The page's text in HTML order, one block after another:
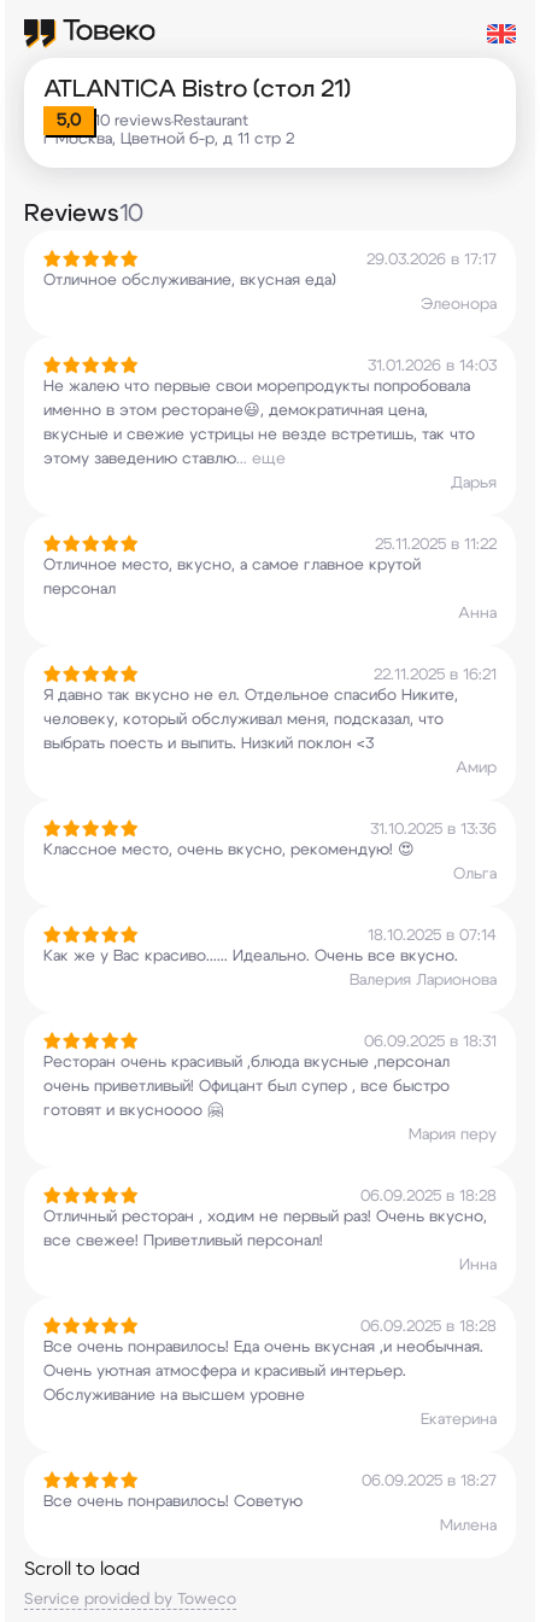
ATLANTICA Bistro (стол 21)
5,0 10 reviews•Restaurant
г Москва, Цветной б-р, д 11 стр 2
Reviews10
29.03.2026 в 17:17
Отличное обслуживание, вкусная еда)
Элеонора
31.01.2026 в 14:03
Не жалею что первые свои морепродукты попробовала
именно в этом ресторане😃, демократичная цена,
вкусные и свежие устрицы не везде встретишь, так что
этому заведению ставлю... еще
Дарья
25.11.2025 в 11:22
Отличное место, вкусно, а самое главное крутой
персонал
Анна
22.11.2025 в 16:21
Я давно так вкусно не ел. Отдельное спасибо Никите,
человеку, который обслуживал меня, подсказал, что
выбрать поесть и выпить. Низкий поклон <3
Амир
31.10.2025 в 13:36
Классное место, очень вкусно, рекомендую! 😍
Ольга
18.10.2025 в 07:14
Как же у Вас красиво...... Идеально. Очень все вкусно.
Валерия Ларионова
06.09.2025 в 18:31
Ресторан очень красивый ,блюда вкусные ,персонал
очень приветливый! Офицант был супер , все быстро
готовят и вкусноооо 🤗
Мария перу
06.09.2025 в 18:28
Отличный ресторан , ходим не первый раз! Очень вкусно,
все свежее! Приветливый персонал!
Инна
06.09.2025 в 18:28
Все очень понравилось! Еда очень вкусная ,и необычная.
Очень уютная атмосфера и красивый интерьер.
Обслуживание на высшем уровне
Екатерина
06.09.2025 в 18:27
Все очень понравилось! Советую
Милена
Scroll to load
Service provided by Toweco